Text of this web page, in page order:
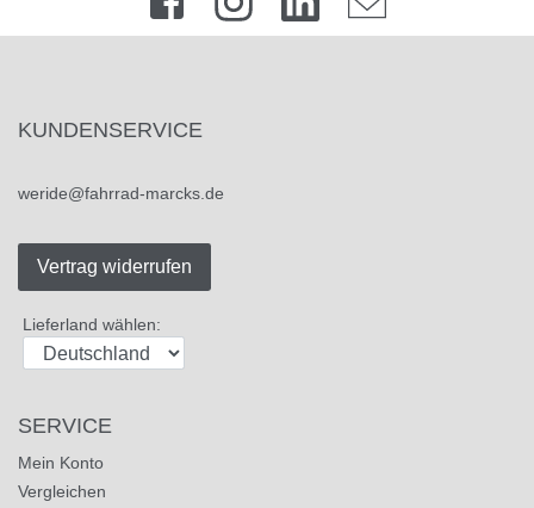
KUNDENSERVICE
weride@fahrrad-marcks.de
Vertrag widerrufen
Lieferland wählen:
SERVICE
Mein Konto
Vergleichen